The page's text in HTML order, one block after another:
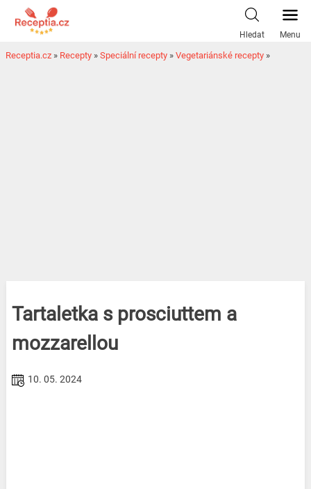
Hledat Menu
Receptia.cz » Recepty » Speciální recepty » Vegetariánské recepty »
Tartaletka s prosciuttem a
mozzarellou
10. 05. 2024